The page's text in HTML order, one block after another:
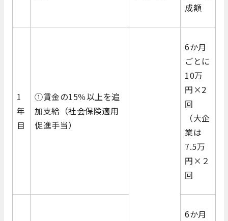
成額
1
年
目
①賃金の15％以上を追
加支給（社会保険適用
促進手当）
6か月
ごとに
10万
円×2
回
（大企
業は
7.5万
円×２
回
6か月